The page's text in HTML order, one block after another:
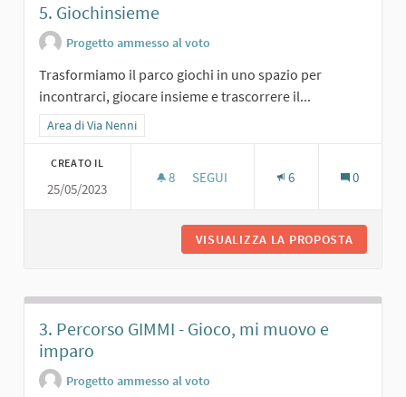
5. Giochinsieme
Progetto ammesso al voto
Trasformiamo il parco giochi in uno spazio per
incontrarci, giocare insieme e trascorrere il...
Filtra i risultati per categoria: Area di Via Nenni
Area di Via Nenni
CREATO IL
25/05/2023
8 8 SOSTENITORI
SEGUI 6 0
VISUALIZZA LA PROPOSTA
3. Percorso GIMMI - Gioco, mi muovo e
imparo
Progetto ammesso al voto